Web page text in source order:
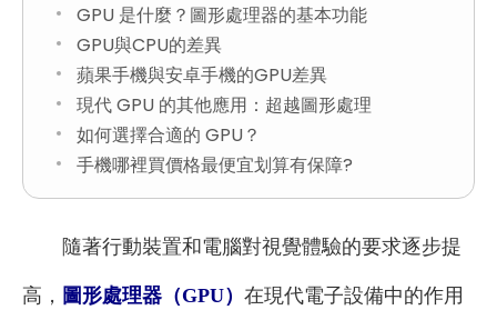
GPU 是什麼？圖形處理器的基本功能
GPU與CPU的差異
蘋果手機與安卓手機的GPU差異
現代 GPU 的其他應用：超越圖形處理
如何選擇合適的 GPU？
手機哪裡買價格最便宜划算有保障?
隨著行動裝置和電腦對視覺體驗的要求逐步提
高， 圖形處理器（GPU） 在現代電子設備中的作用